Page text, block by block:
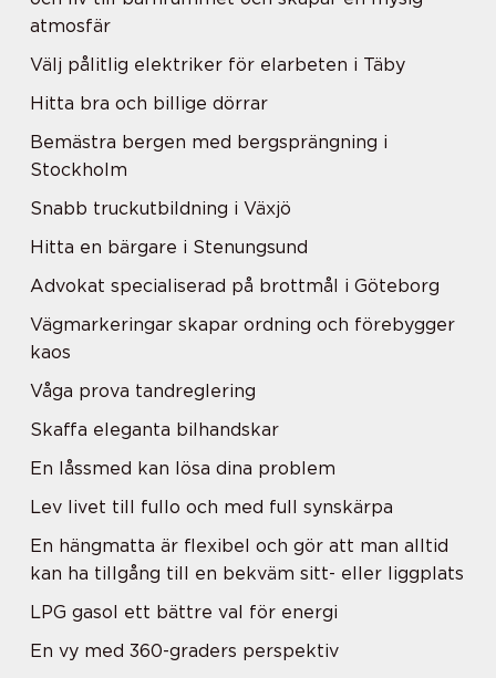
atmosfär
Välj pålitlig elektriker för elarbeten i Täby
Hitta bra och billige dörrar
Bemästra bergen med bergsprängning i
Stockholm
Snabb truckutbildning i Växjö
Hitta en bärgare i Stenungsund
Advokat specialiserad på brottmål i Göteborg
Vägmarkeringar skapar ordning och förebygger
kaos
Våga prova tandreglering
Skaffa eleganta bilhandskar
En låssmed kan lösa dina problem
Lev livet till fullo och med full synskärpa
En hängmatta är flexibel och gör att man alltid
kan ha tillgång till en bekväm sitt- eller liggplats
LPG gasol ett bättre val för energi
En vy med 360-graders perspektiv